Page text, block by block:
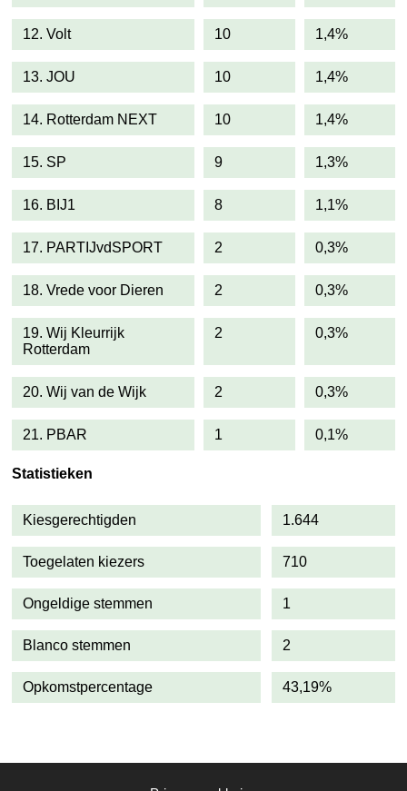
12. Volt 10 1,4%
13. JOU 10 1,4%
14. Rotterdam NEXT 10 1,4%
15. SP 9 1,3%
16. BIJ1 8 1,1%
17. PARTIJvdSPORT 2 0,3%
18. Vrede voor Dieren 2 0,3%
19. Wij Kleurrijk
Rotterdam
2 0,3%
20. Wij van de Wijk 2 0,3%
21. PBAR 1 0,1%
Statistieken
Kiesgerechtigden 1.644
Toegelaten kiezers 710
Ongeldige stemmen 1
Blanco stemmen 2
Opkomstpercentage 43,19%